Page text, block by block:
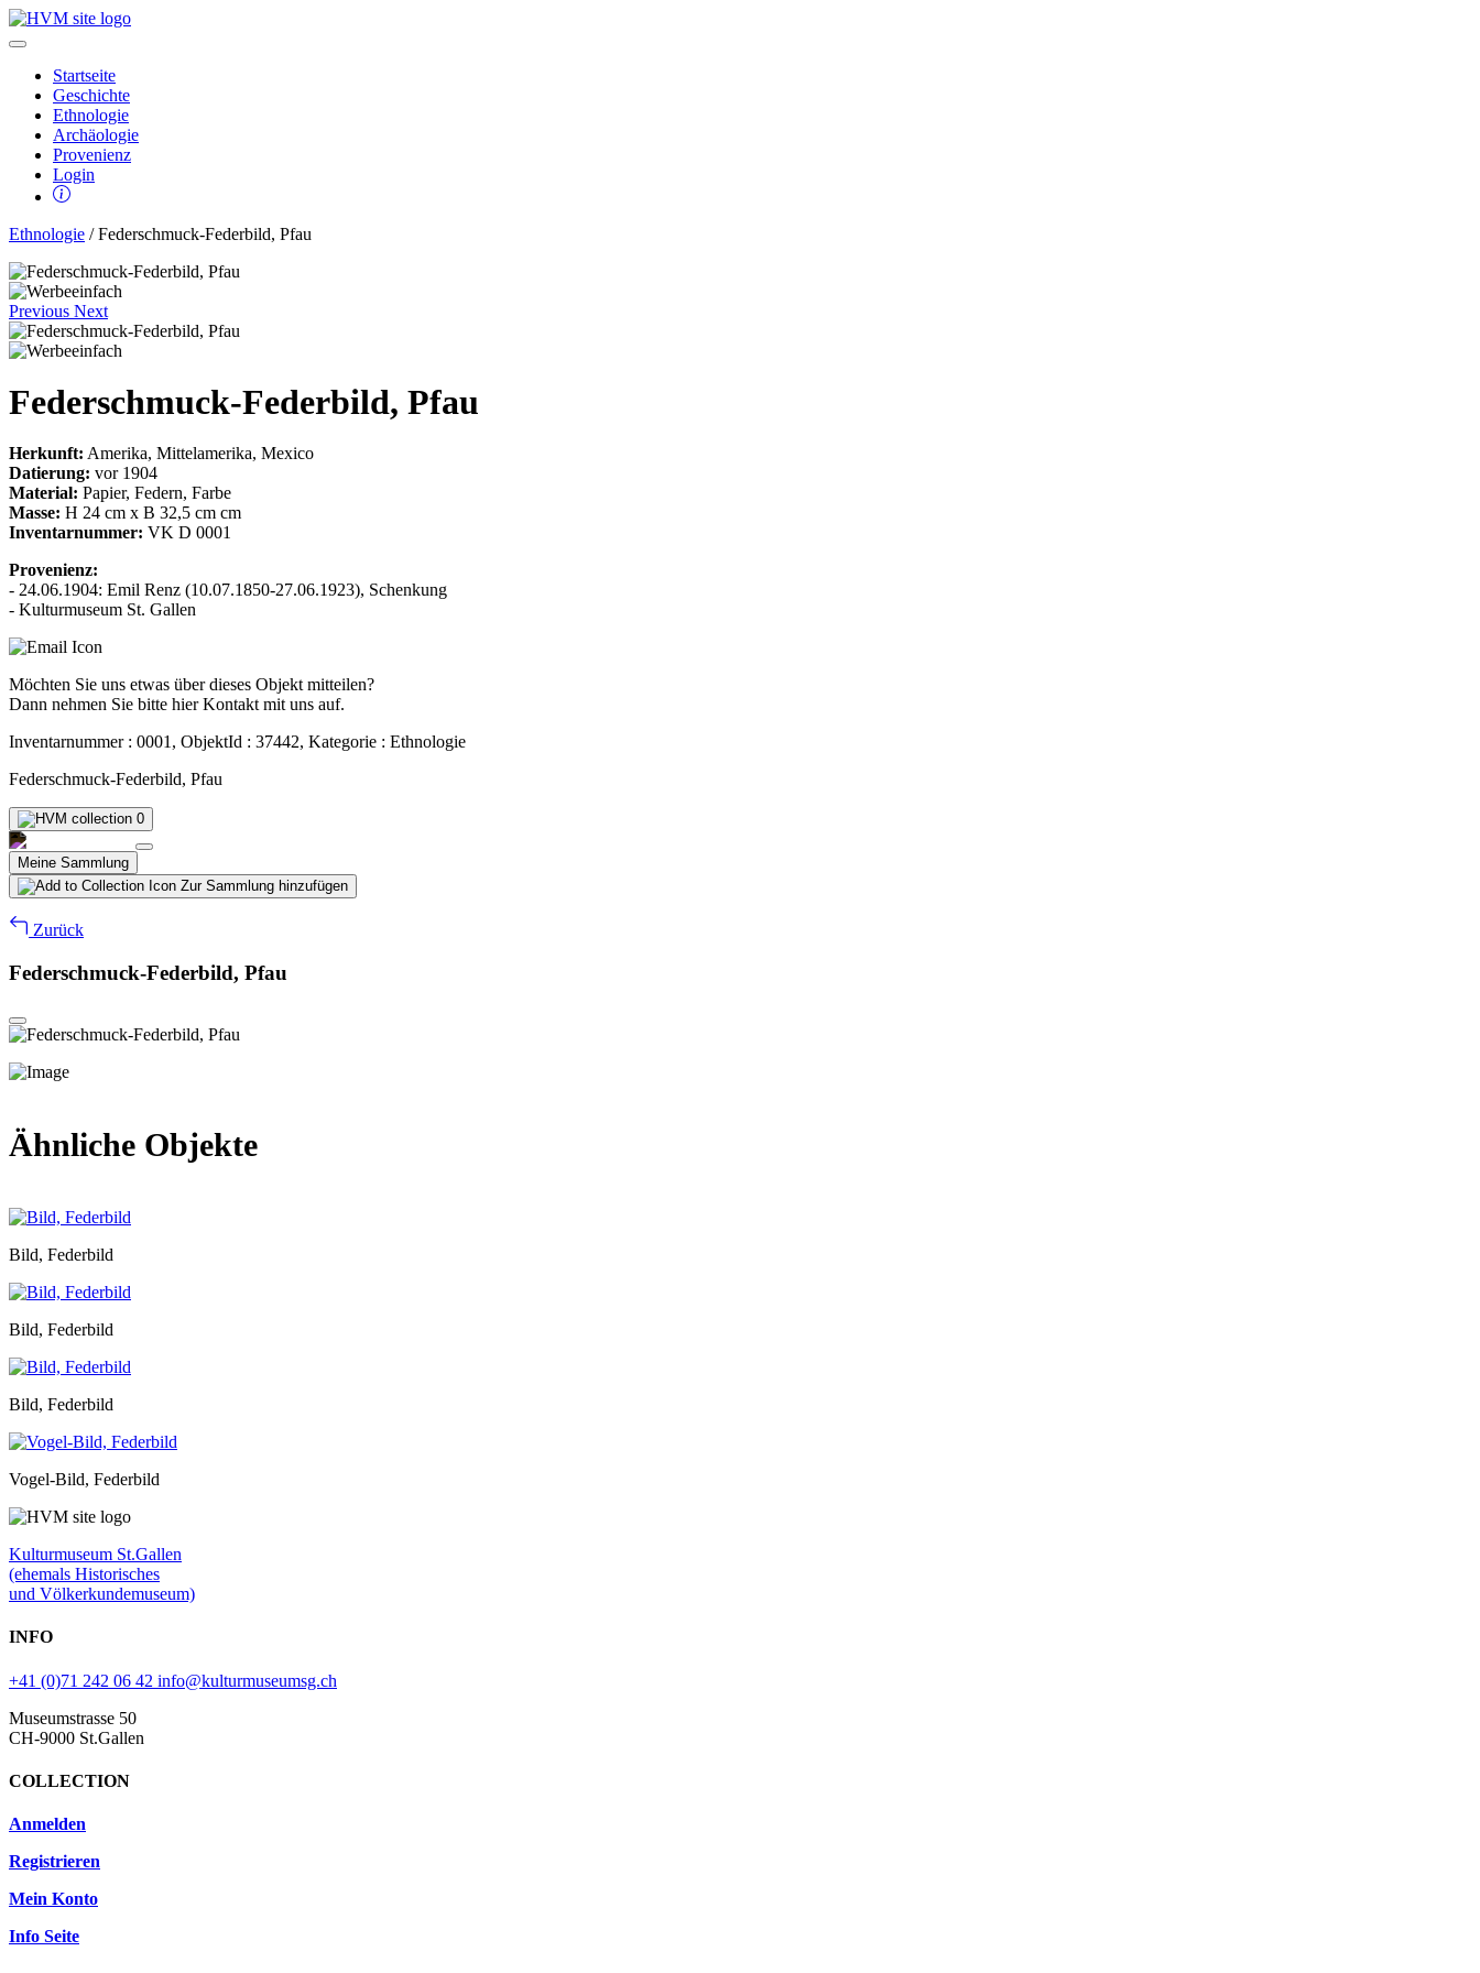
Startseite
Geschichte
Ethnologie
Archäologie
Provenienz
Login
Ethnologie / Federschmuck-Federbild, Pfau
Previous Next
Federschmuck-Federbild, Pfau
Herkunft: Amerika, Mittelamerika, Mexico
Datierung: vor 1904
Material: Papier, Federn, Farbe
Masse: H 24 cm x B 32,5 cm cm
Inventarnummer: VK D 0001
Provenienz:
- 24.06.1904: Emil Renz (10.07.1850-27.06.1923), Schenkung
- Kulturmuseum St. Gallen
Möchten Sie uns etwas über dieses Objekt mitteilen?
Dann nehmen Sie bitte hier Kontakt mit uns auf.
Inventarnummer : 0001, ObjektId : 37442, Kategorie : Ethnologie
Federschmuck-Federbild, Pfau
0
Meine Sammlung
Zur Sammlung hinzufügen
Zurück
Federschmuck-Federbild, Pfau
Ähnliche Objekte
Bild, Federbild
Bild, Federbild
Bild, Federbild
Vogel-Bild, Federbild
Kulturmuseum St.Gallen
(ehemals Historisches
und Völkerkundemuseum)
INFO
+41 (0)71 242 06 42 info@kulturmuseumsg.ch
Museumstrasse 50
CH-9000 St.Gallen
COLLECTION
Anmelden
Registrieren
Mein Konto
Info Seite